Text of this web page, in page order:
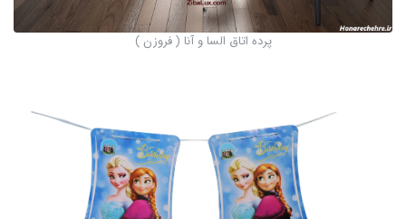
پرده اتاق السا و آنا ( فروزن )